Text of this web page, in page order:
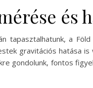
és
a
gravitációs hatása
gondolunk, fontos